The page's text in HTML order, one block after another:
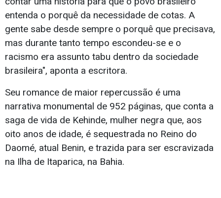
entenda o porquê da necessidade de cotas. A
gente sabe desde sempre o porquê que precisava,
mas durante tanto tempo escondeu-se e o
racismo era assunto tabu dentro da sociedade
brasileira", aponta a escritora.
Seu romance de maior repercussão é uma
narrativa monumental de 952 páginas, que conta a
saga de vida de Kehinde, mulher negra que, aos
oito anos de idade, é sequestrada no Reino do
Daomé, atual Benin, e trazida para ser escravizada
na Ilha de Itaparica, na Bahia.